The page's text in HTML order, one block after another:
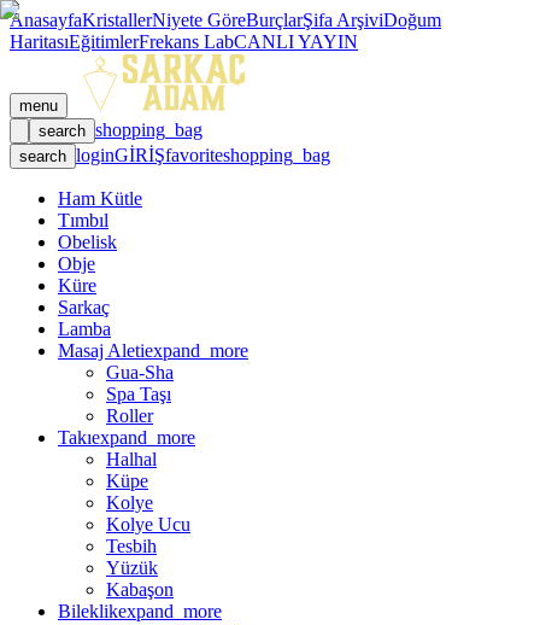
AnasayfaKristallerNiyete GöreBurçlarŞifa ArşiviDoğum
HaritasıEğitimlerFrekans LabCANLI YAYIN
menu
search shopping_bag
search loginGİRİŞfavoriteshopping_bag
Ham Kütle
Tımbıl
Obelisk
Obje
Küre
Sarkaç
Lamba
Masaj Aletiexpand_more
Gua-Sha
Spa Taşı
Roller
Takıexpand_more
Halhal
Küpe
Kolye
Kolye Ucu
Tesbih
Yüzük
Kabaşon
Bileklikexpand_more